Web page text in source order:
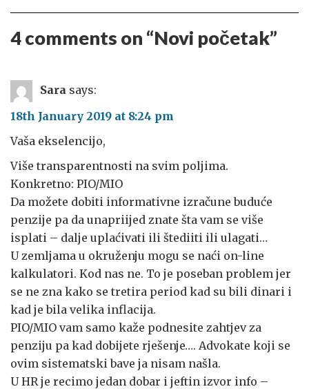
4 comments on “Novi početak”
Sara says:
18th January 2019 at 8:24 pm
Vaša ekselencijo,
Više transparentnosti na svim poljima.
Konkretno: PIO/MIO
Da možete dobiti informativne izračune buduće
penzije pa da unapriijed znate šta vam se više
isplati – dalje uplaćivati ili štediiti ili ulagati…
U zemljama u okruženju mogu se naći on-line
kalkulatori. Kod nas ne. To je poseban problem jer
se ne zna kako se tretira period kad su bili dinari i
kad je bila velika inflacija.
PIO/MIO vam samo kaže podnesite zahtjev za
penziju pa kad dobijete rješenje…. Advokate koji se
ovim sistematski bave ja nisam našla.
U HR je recimo jedan dobar i jeftin izvor info –